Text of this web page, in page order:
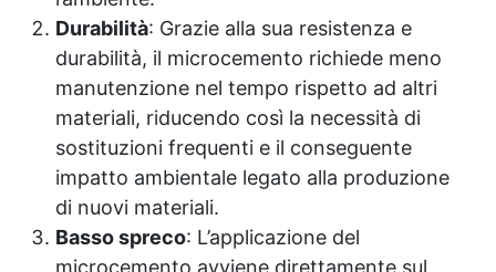
Durabilità: Grazie alla sua resistenza e
durabilità, il microcemento richiede meno
manutenzione nel tempo rispetto ad altri
materiali, riducendo così la necessità di
sostituzioni frequenti e il conseguente
impatto ambientale legato alla produzione
di nuovi materiali.
Basso spreco: L’applicazione del
microcemento avviene direttamente sul